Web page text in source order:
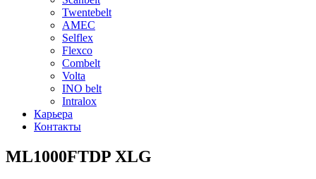
Twentebelt
АMEC
Selflex
Flexco
Combelt
Volta
INO belt
Intralox
Карьера
Контакты
ML1000FTDP XLG